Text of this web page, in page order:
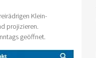
Klein-
projizieren.
geöffnet.